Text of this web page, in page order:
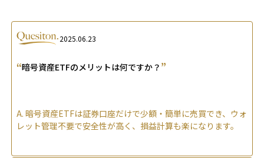
2025.06.23
“暗号資産ETFのメリットは何ですか？ ”
A. 暗号資産ETFは証券口座だけで少額・簡単に売買でき、ウォ
レット管理不要で安全性が高く、損益計算も楽になります。